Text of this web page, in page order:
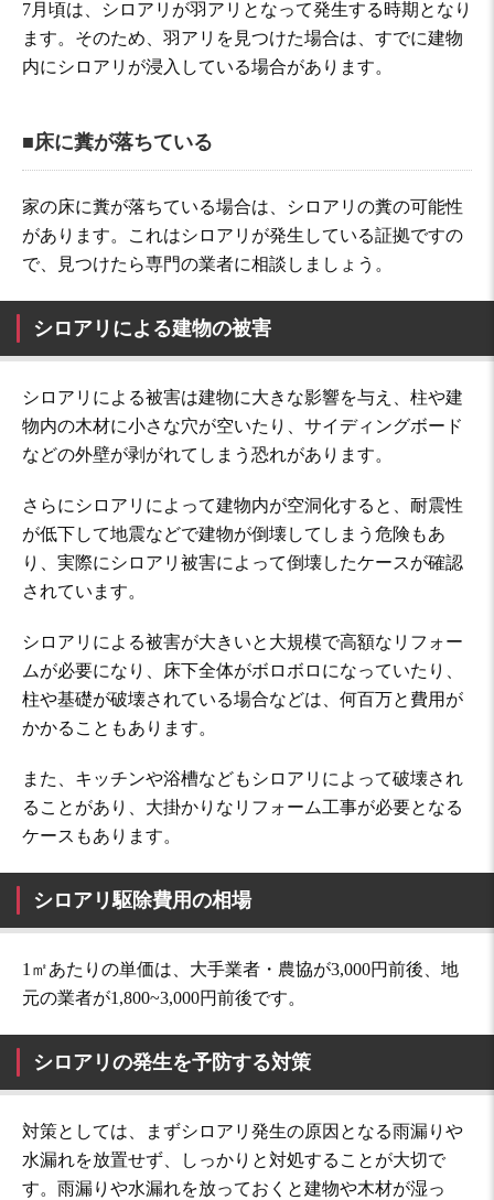
7月頃は、シロアリが羽アリとなって発生する時期となり
ます。そのため、羽アリを見つけた場合は、すでに建物
内にシロアリが浸入している場合があります。
■床に糞が落ちている
家の床に糞が落ちている場合は、シロアリの糞の可能性
があります。これはシロアリが発生している証拠ですの
で、見つけたら専門の業者に相談しましょう。
シロアリによる建物の被害
シロアリによる被害は建物に大きな影響を与え、柱や建
物内の木材に小さな穴が空いたり、サイディングボード
などの外壁が剥がれてしまう恐れがあります。
さらにシロアリによって建物内が空洞化すると、耐震性
が低下して地震などで建物が倒壊してしまう危険もあ
り、実際にシロアリ被害によって倒壊したケースが確認
されています。
シロアリによる被害が大きいと大規模で高額なリフォー
ムが必要になり、床下全体がボロボロになっていたり、
柱や基礎が破壊されている場合などは、何百万と費用が
かかることもあります。
また、キッチンや浴槽などもシロアリによって破壊され
ることがあり、大掛かりなリフォーム工事が必要となる
ケースもあります。
シロアリ駆除費用の相場
1㎡あたりの単価は、大手業者・農協が3,000円前後、地
元の業者が1,800~3,000円前後です。
シロアリの発生を予防する対策
対策としては、まずシロアリ発生の原因となる雨漏りや
水漏れを放置せず、しっかりと対処することが大切で
す。雨漏りや水漏れを放っておくと建物や木材が湿っ